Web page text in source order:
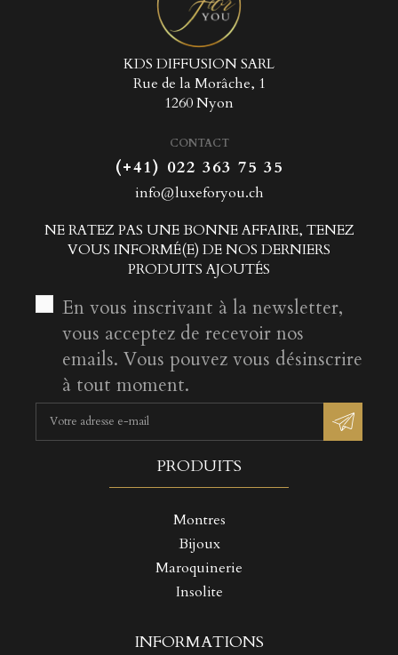
KDS DIFFUSION SARL
Rue de la Morâche, 1
1260 Nyon
CONTACT
(+41) 022 363 75 35
info@luxeforyou.ch
NE RATEZ PAS UNE BONNE AFFAIRE, TENEZ
VOUS INFORMÉ(E) DE NOS DERNIERS
PRODUITS AJOUTÉS
En vous inscrivant à la newsletter,
vous acceptez de recevoir nos
emails. Vous pouvez vous désinscrire
à tout moment.
PRODUITS
Montres
Bijoux
Maroquinerie
Insolite
INFORMATIONS